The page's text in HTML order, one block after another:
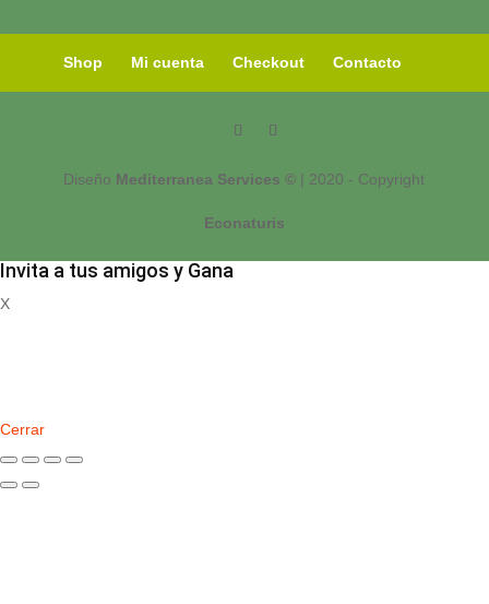
Shop Mi cuenta Checkout Contacto
Diseño Mediterranea Services © | 2020 - Copyright
Econaturis
Invita a tus amigos y Gana
X
Cerrar